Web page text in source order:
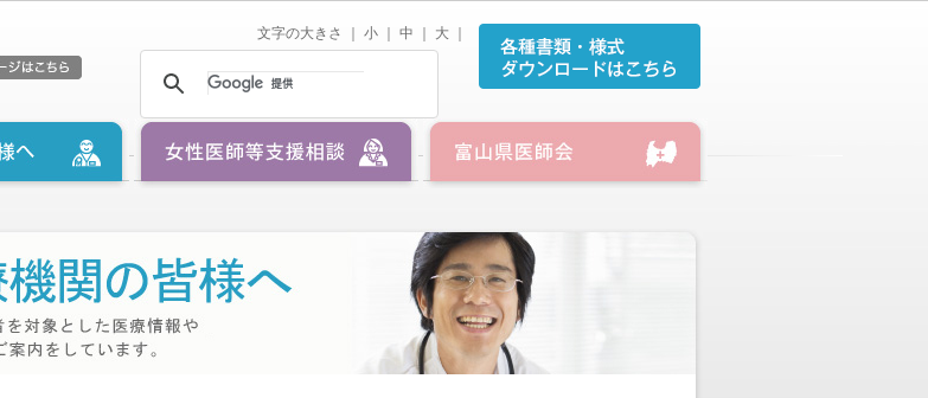
文字の大きさ ｜ 小 中 大